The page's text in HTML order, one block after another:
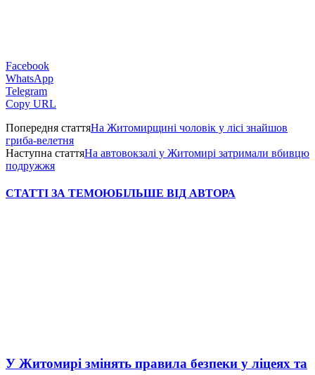
Facebook
WhatsApp
Telegram
Copy URL
Попередня статтяНа Житомирщині чоловік у лісі знайшов
гриба-велетня
Наступна статтяНа автовокзалі у Житомирі затримали вбивцю
подружжя
СТАТТІ ЗА ТЕМОЮБІЛЬШЕ ВІД АВТОРА
У Житомирі змінять правила безпеки у ліцеях та